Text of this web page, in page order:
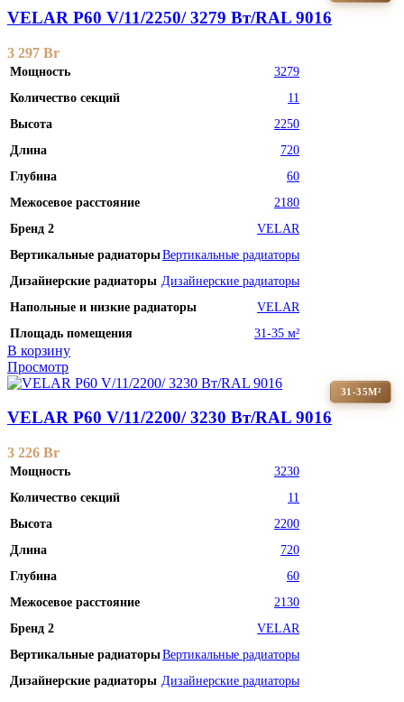
VELAR P60 V/11/2250/ 3279 Bт/RAL 9016
3 297 Br
Мощность
3279
Количество секций
11
Высота
2250
Длина
720
Глубина
60
Межосевое расстояние
2180
Бренд 2
VELAR
Вертикальные радиаторыВертикальные радиаторы
Дизайнерские радиаторы Дизайнерские радиаторы
Напольные и низкие радиаторы
VELAR
Площадь помещения
31-35 м²
В корзину
Просмотр
31-35М²
VELAR P60 V/11/2200/ 3230 Bт/RAL 9016
3 226 Br
Мощность
3230
Количество секций
11
Высота
2200
Длина
720
Глубина
60
Межосевое расстояние
2130
Бренд 2
VELAR
Вертикальные радиаторыВертикальные радиаторы
Дизайнерские радиаторы Дизайнерские радиаторы